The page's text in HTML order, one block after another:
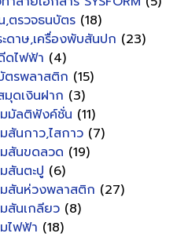
,ตรวจธนบัตร (18)
ดาษ,เครื่องพับสันปก (23)
ดไฟฟ้า (4)
ตรพลาสติก (15)
ดเงินฝาก (3)
มมัลติฟังค์ชั่น (11)
มสันกาว,ไสกาว (7)
มสันขดลวด (19)
สันตะปู (6)
มสันห่วงพลาสติก (27)
มสันเกลียว (8)
ไฟฟ้า (18)